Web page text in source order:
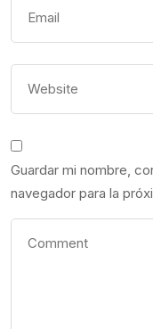
Guardar mi nombre,
navegador para la